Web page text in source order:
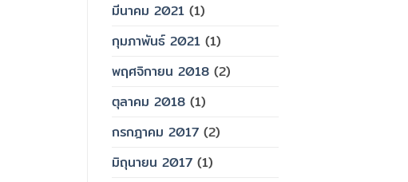
มีนาคม 2021 (1)
กุมภาพันธ์ 2021 (1)
พฤศจิกายน 2018 (2)
ตุลาคม 2018 (1)
กรกฎาคม 2017 (2)
มิถุนายน 2017 (1)